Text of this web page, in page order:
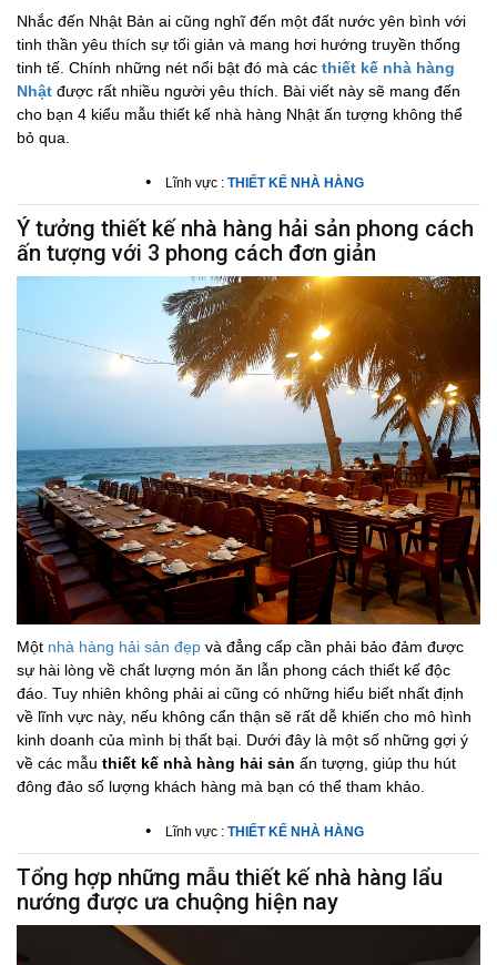
Nhắc đến Nhật Bản ai cũng nghĩ đến một đất nước yên bình với
tinh thần yêu thích sự tối giản và mang hơi hướng truyền thống
tinh tế. Chính những nét nổi bật đó mà các thiết kế nhà hàng
Nhật được rất nhiều người yêu thích. Bài viết này sẽ mang đến
cho bạn 4 kiểu mẫu thiết kế nhà hàng Nhật ấn tượng không thể
bỏ qua.
• Lĩnh vực : THIẾT KẾ NHÀ HÀNG
Ý tưởng thiết kế nhà hàng hải sản phong cách
ấn tượng với 3 phong cách đơn giản
Một nhà hàng hải sản đẹp và đẳng cấp cần phải bảo đảm được
sự hài lòng về chất lượng món ăn lẫn phong cách thiết kế độc
đáo. Tuy nhiên không phải ai cũng có những hiểu biết nhất định
về lĩnh vực này, nếu không cẩn thận sẽ rất dễ khiến cho mô hình
kinh doanh của mình bị thất bại. Dưới đây là một số những gợi ý
về các mẫu thiết kế nhà hàng hải sản ấn tượng, giúp thu hút
đông đảo số lượng khách hàng mà bạn có thể tham khảo.
• Lĩnh vực : THIẾT KẾ NHÀ HÀNG
Tổng hợp những mẫu thiết kế nhà hàng lẩu
nướng được ưa chuộng hiện nay